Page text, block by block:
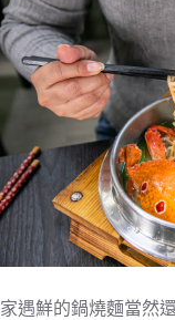
家遇鮮的鍋燒麵當然